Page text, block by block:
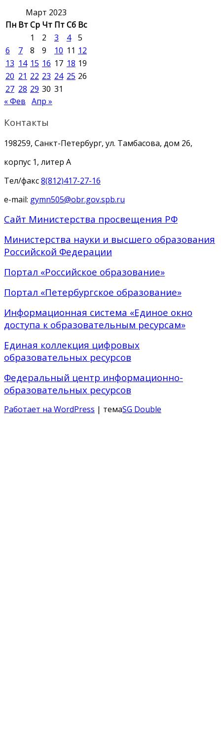
Март 2023
Пн ВтСр Чт ПтСб Вс
1
2 3 4
5
6
7 8 9 10 11 12
13 14 15 16 17 18 19
20 21 22 23 24 25 26
27 28 29 30 31
« Фев Апр »
Контакты
198259, Санкт-Петербург, ул. Тамбасова, дом 26,
корпус 1, литер А
Тел/факс8(812)417-27-16
e-mail: gymn505@obr.gov.spb.ru
Сайт Министерства просвещения РФ
Министерства науки и высшего образования
Российской Федерации
Портал «Российское образование»
Портал «Петербургское образование»
Информационная система «Единое окно
доступа к образовательным ресурсам»
Единая коллекция цифровых
образовательных ресурсов
Федеральный центр информационно-
образовательных ресурсов
Работает на WordPress | темаSG Double